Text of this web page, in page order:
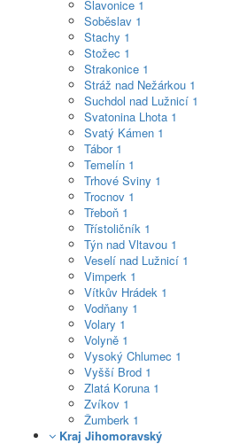
Slavonice 1
Soběslav 1
Stachy 1
Stožec 1
Strakonice 1
Stráž nad Nežárkou 1
Suchdol nad Lužnicí 1
Svatonina Lhota 1
Svatý Kámen 1
Tábor 1
Temelín 1
Trhové Sviny 1
Trocnov 1
Třeboň 1
Třístoličník 1
Týn nad Vltavou 1
Veselí nad Lužnicí 1
Vimperk 1
Vítkův Hrádek 1
Vodňany 1
Volary 1
Volyně 1
Vysoký Chlumec 1
Vyšší Brod 1
Zlatá Koruna 1
Zvíkov 1
Žumberk 1
Kraj Jihomoravský